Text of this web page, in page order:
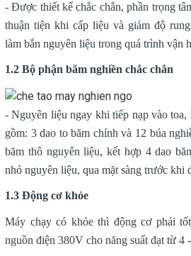
- Được thiết kế chắc chắn, phần trọng
thuận tiện khi cấp liệu và giảm độ
làm bắn nguyên liệu trong quá trình vận
1.2 Bộ phận băm nghiền chắc chắn
- Nguyên liệu ngay khi tiếp nạp vào toa,
gồm: 3 dao to băm chính và 12 búa
băm thô nguyên liệu, kết hợp 4 dao
nhỏ nguyên liệu, qua mặt sàng trước khi
1.3 Động cơ khỏe
Máy chạy có khỏe thì động cơ phải
nguồn điện 380V cho năng suất đạt từ 4